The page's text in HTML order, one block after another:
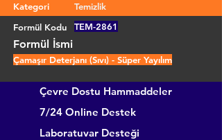
Kategori
Temizlik
Formül Kodu
TEM-2861
Formül İsmi
Çamaşır Deterjanı (Sıvı) - Süper Yayılım
Çevre Dostu Hammaddeler
7/24 Online Destek
Laboratuvar Desteği